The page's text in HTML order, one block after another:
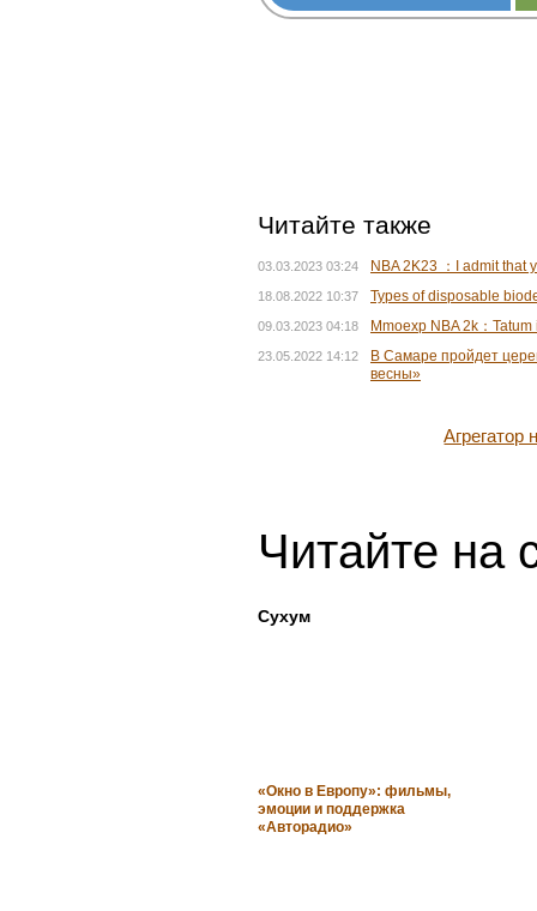
Читайте также
03.03.2023 03:24 NBA 2K23 ：I admit that
18.08.2022 10:37 Types of disposable
09.03.2023 04:18 Mmoexp NBA 2k：
23.05.2022 14:12
В Самаре пройдет
весны»
Читайте на
Сухум
«Окно в Европу»: фильмы,
эмоции и поддержка
«Авторадио»